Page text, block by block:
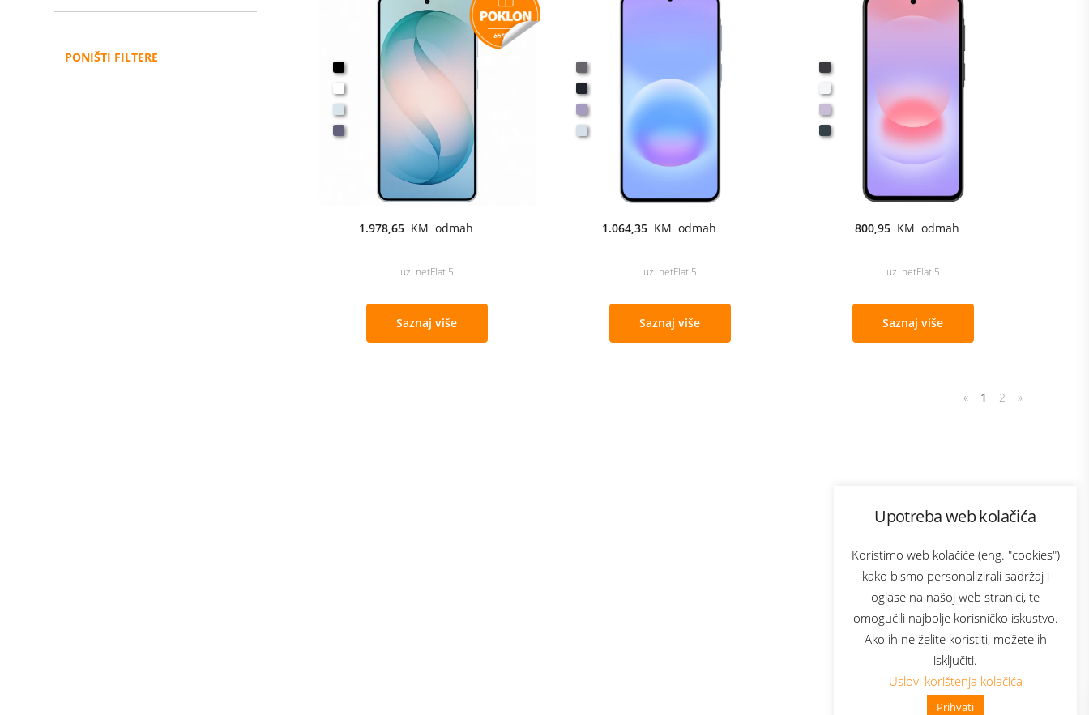
Upotreba web kolačića
Koristimo web kolačiće (eng. "cookies")
kako bismo personalizirali sadržaj i
oglase na našoj web stranici, te
omogućili najbolje korisničko iskustvo.
Ako ih ne želite koristiti, možete ih
isključiti.
Uslovi korištenja kolačića
Prihvati
👋 Zdravo, kako mogu pomoći?
PONIŠTI FILTERE
1.978,65 KM odmah
uz netFlat 5
Saznaj više
1.064,35 KM odmah
uz netFlat 5
Saznaj više
800,95 KM odmah
uz netFlat 5
Saznaj više
« 1 2 »
Bonus plus
Prijava za newsletter